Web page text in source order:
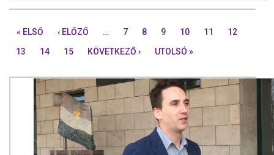
« ELSŐ ‹ ELŐZŐ … 7 8 9 10 11
12
13
14 15 KÖVETKEZŐ › UTOLSÓ »